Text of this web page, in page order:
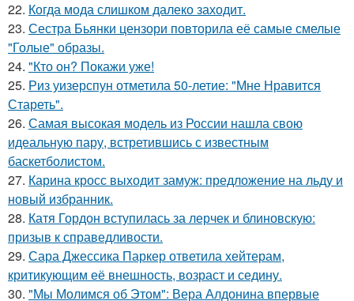
22. Когда мода слишком далеко заходит.
23. Сестра Бьянки цензори повторила её самые смелые
"Голые" образы.
24. "Кто он? Покажи уже!
25. Риз уизерспун отметила 50-летие: "Мне Нравится
Стареть".
26. Самая высокая модель из России нашла свою
идеальную пару, встретившись с известным
баскетболистом.
27. Карина кросс выходит замуж: предложение на льду и
новый избранник.
28. Катя Гордон вступилась за лерчек и блиновскую:
призыв к справедливости.
29. Сара Джессика Паркер ответила хейтерам,
критикующим её внешность, возраст и седину.
30. "Мы Молимся об Этом": Вера Алдонина впервые